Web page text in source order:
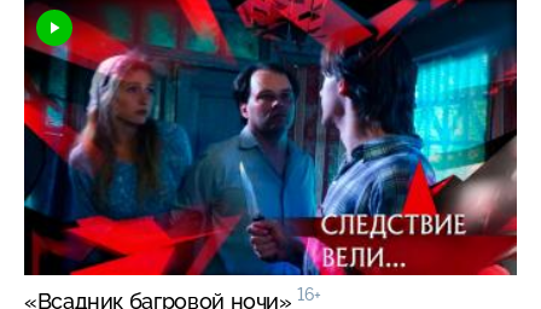
«Всадник багровой ночи» 16+